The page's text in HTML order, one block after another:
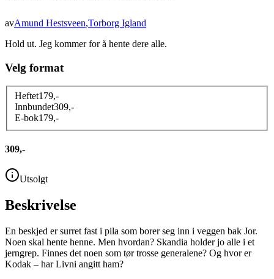
avAmund Hestsveen,Torborg Igland
Hold ut. Jeg kommer for å hente dere alle.
Velg format
Heftet179,-
Innbundet309,-
E-bok179,-
309,-
Utsolgt
Beskrivelse
En beskjed er surret fast i pila som borer seg inn i veggen bak Jor.
Noen skal hente henne. Men hvordan? Skandia holder jo alle i et
jerngrep. Finnes det noen som tør trosse generalene? Og hvor er
Kodak – har Livni angitt ham?